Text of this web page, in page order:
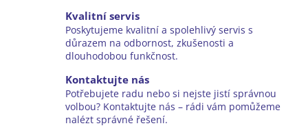
Kvalitní servis
Poskytujeme kvalitní a spolehlivý servis s
důrazem na odbornost, zkušenosti a
dlouhodobou funkčnost.
Kontaktujte nás
Potřebujete radu nebo si nejste jistí správnou
volbou? Kontaktujte nás – rádi vám pomůžeme
nalézt správné řešení.